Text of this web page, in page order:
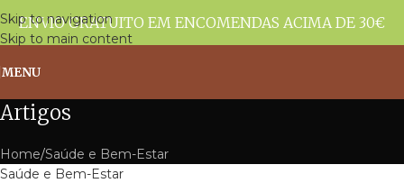
Skip to navigation
Skip to main content
ENVIO GRATUITO EM ENCOMENDAS ACIMA DE 30€
MENU
Artigos
Home Saúde e Bem-Estar
Saúde e Bem-Estar